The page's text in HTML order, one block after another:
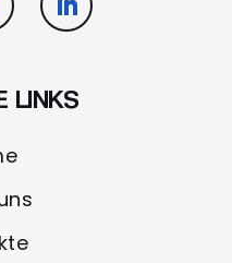
LINKS